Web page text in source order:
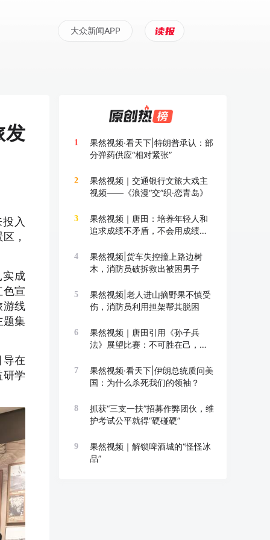
大众新闻APP
发
入
，
实成
色宣
游线
题集
导在
研学
1
果然视频·看天下|特朗普承认：部
分弹药供应“相对紧张”
2
果然视频｜交通银行文旅大戏主
视频——《浪漫“交”织·恋青岛》
3
果然视频｜唐田：培养年轻人和
追求成绩不矛盾，不会用成绩换
4
果然视频|货车失控撞上路边树
木，消防员破拆救出被困男子
5
果然视频|老人进山摘野果不慎受
伤，消防员利用担架帮其脱困
6
果然视频｜唐田引用《孙子兵
法》展望比赛：不可胜在己，可
7
果然视频·看天下|伊朗总统质问美
国：为什么杀死我们的领袖？
8
抓获“三支一扶”招募作弊团伙，维
护考试公平就得“硬碰硬”
9
果然视频｜解锁啤酒城的“怪怪冰
品”